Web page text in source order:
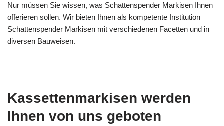
Nur müssen Sie wissen, was Schattenspender Markisen Ihnen
offerieren sollen. Wir bieten Ihnen als kompetente Institution
Schattenspender Markisen mit verschiedenen Facetten und in
diversen Bauweisen.
Kassettenmarkisen werden
Ihnen von uns geboten